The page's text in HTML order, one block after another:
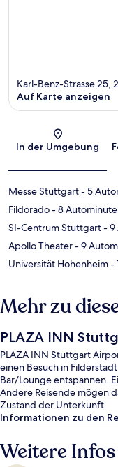
Karl-Benz-Strasse 25,
Auf Karte anzeigen
In der Umgebung
Messe Stuttgart- 5
Fildorado- 8
SI-Centrum Stuttgart- 9
Apollo Theater- 9
Universität Hohenheim-
Mehr zu
PLAZA INN
PLAZA INN Stuttgart
einen Besuch in
Bar/Lounge entspannen.
Andere Reisende mögen
Zustand der Unterkunft.
Informationen zu den
Weitere